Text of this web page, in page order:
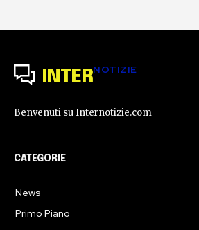
INTERNOTIZIE
Benvenuti su Internotizie.com
CATEGORIE
News
Primo Piano